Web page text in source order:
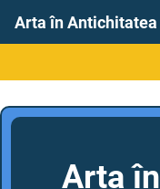
Arta în Antichitatea
Arta